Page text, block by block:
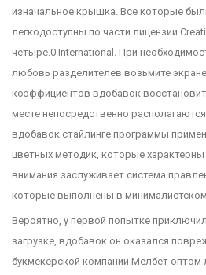
изначальное крышка. Все которые
легкодоступны по части лицензии
четыре.0 International. При
любовь разделителев возьмите
коэффициентов вдобавок
месте непосредственно
вдобавок стайлинге программы
цветных методик, которые характерны
внимания заслуживает система
которые выполнены в
Вероятно, у первой попытке
загрузке, вдобавок он оказался
букмекерской компании Мелбет оптом